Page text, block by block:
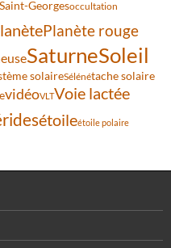
Georgesoccultation
Planète rouge
SaturneSoleil
solaireSélénétache solaire
vidéoVLTVoie lactée
étoileétoile polaire